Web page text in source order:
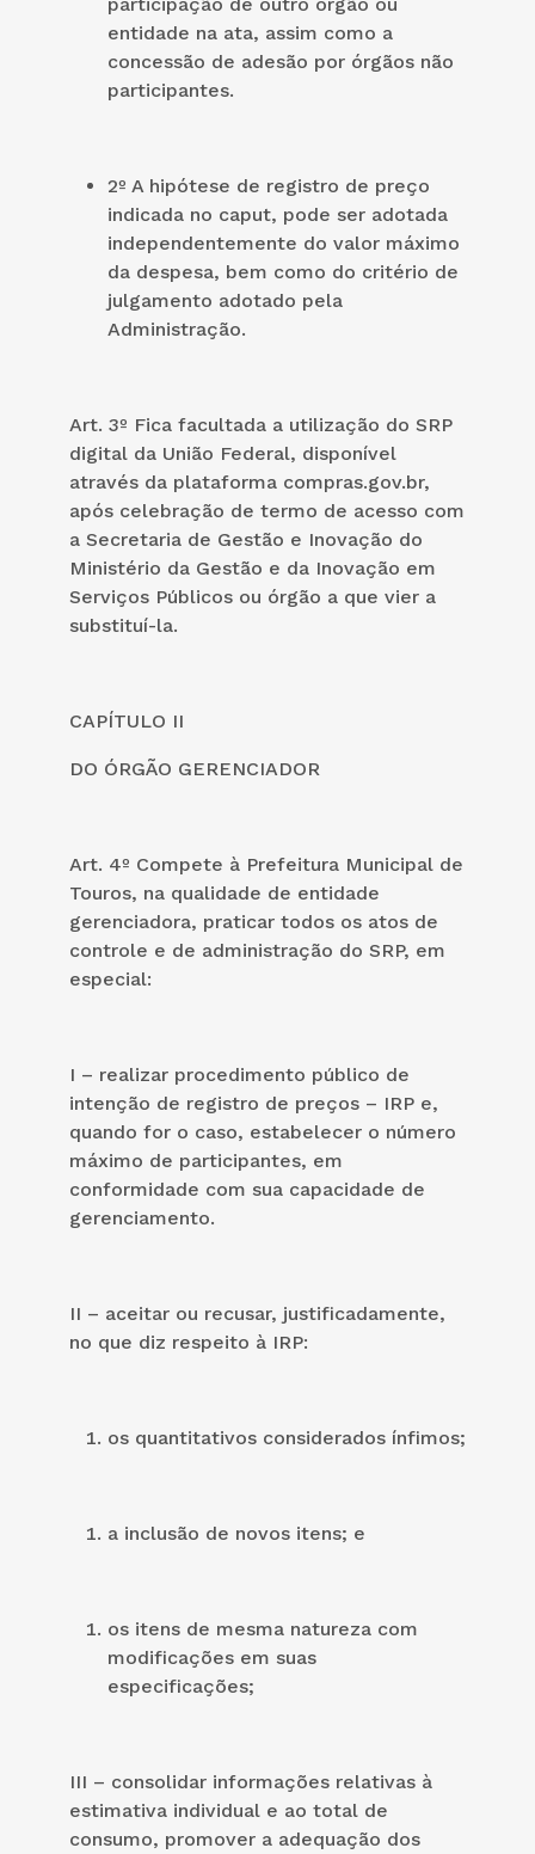
entidade na ata, assim como a
concessão de adesão por órgãos não
participantes.
2º A hipótese de registro de preço
indicada no caput, pode ser adotada
independentemente do valor máximo
da despesa, bem como do critério de
julgamento adotado pela
Administração.
Art. 3º Fica facultada a utilização do SRP
digital da União Federal, disponível
através da plataforma compras.gov.br,
após celebração de termo de acesso com
a Secretaria de Gestão e Inovação do
Ministério da Gestão e da Inovação em
Serviços Públicos ou órgão a que vier a
substituí-la.
CAPÍTULO II
DO ÓRGÃO GERENCIADOR
Art. 4º Compete à Prefeitura Municipal de
Touros, na qualidade de entidade
gerenciadora, praticar todos os atos de
controle e de administração do SRP, em
especial:
I – realizar procedimento público de
intenção de registro de preços – IRP e,
quando for o caso, estabelecer o número
máximo de participantes, em
conformidade com sua capacidade de
gerenciamento.
II – aceitar ou recusar, justificadamente,
no que diz respeito à IRP:
os quantitativos considerados ínfimos;
a inclusão de novos itens; e
os itens de mesma natureza com
modificações em suas
especificações;
III – consolidar informações relativas à
estimativa individual e ao total de
consumo, promover a adequação dos